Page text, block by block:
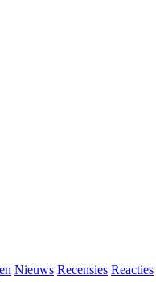
Nieuws Recensies Reacties